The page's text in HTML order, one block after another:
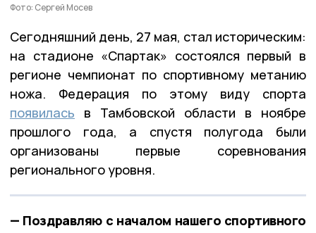
Фото: Сергей Мосев
Сегодняшний день, 27 мая, стал историческим:
на стадионе «Спартак» состоялся первый в
регионе чемпионат по спортивному метанию
ножа. Федерация по этому виду спорта
появилась в Тамбовской области в ноябре
прошлого года, а спустя полугода были
организованы первые соревнования
регионального уровня.
— Поздравляю с началом нашего спортивного